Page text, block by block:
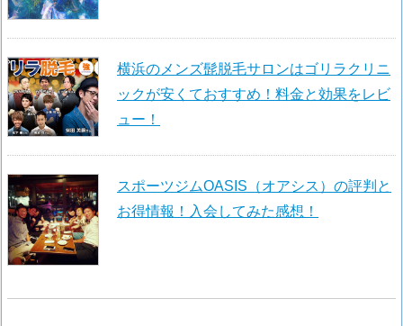
横浜のメンズ髭脱毛サロンはゴリラクリニ
ックが安くておすすめ！料金と効果をレビ
ュー！
スポーツジムOASIS（オアシス）の評判と
お得情報！入会してみた感想！